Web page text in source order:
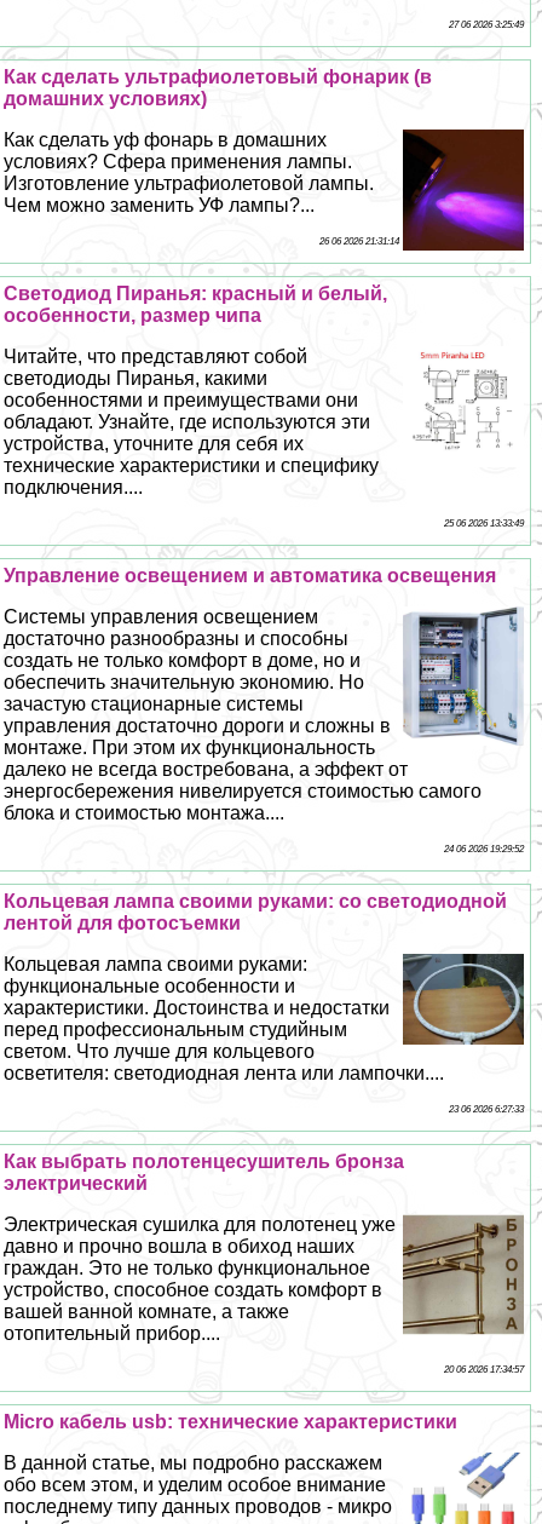
27 06 2026 3:25:49
Как сделать ультрафиолетовый фонарик (в
домашних условиях)
Как сделать уф фонарь в домашних
условиях? Сфера применения лампы.
Изготовление ультрафиолетовой лампы.
Чем можно заменить УФ лампы?...
26 06 2026 21:31:14
Светодиод Пиранья: красный и белый,
особенности, размер чипа
Читайте, что представляют собой
светодиоды Пиранья, какими
особенностями и преимуществами они
обладают. Узнайте, где используются эти
устройства, уточните для себя их
технические хаpaктеристики и специфику
подключения....
25 06 2026 13:33:49
Управление освещением и автоматика освещения
Системы управления освещением
достаточно разнообразны и способны
создать не только комфорт в доме, но и
обеспечить значительную экономию. Но
зачастую стационарные системы
управления достаточно дороги и сложны в
монтаже. При этом их функциональность
далеко не всегда востребована, а эффект от
энергосбережения нивелируется стоимостью самого
блока и стоимостью монтажа....
24 06 2026 19:29:52
Кольцевая лампа своими руками: со светодиодной
лентой для фотосъемки
Кольцевая лампа своими руками:
функциональные особенности и
хаpaктеристики. Достоинства и недостатки
перед профессиональным студийным
светом. Что лучше для кольцевого
осветителя: светодиодная лента или лампочки....
23 06 2026 6:27:33
Как выбрать полотенцесушитель бронза
электрический
Электрическая сушилка для полотенец уже
давно и прочно вошла в обиход наших
граждан. Это не только функциональное
устройство, способное создать комфорт в
вашей ванной комнате, а также
отопительный прибор....
20 06 2026 17:34:57
Micro кабель usb: технические хаpaктеристики
В данной статье, мы подробно расскажем
обо всем этом, и уделим особое внимание
последнему типу данных проводов - микро